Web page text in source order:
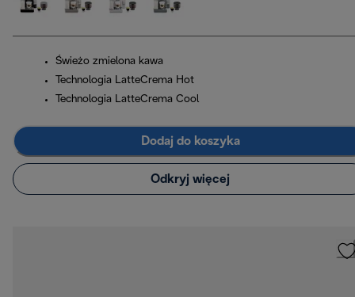
Świeżo zmielona kawa
Technologia LatteCrema Hot
Technologia LatteCrema Cool
Dodaj do koszyka
Odkryj więcej